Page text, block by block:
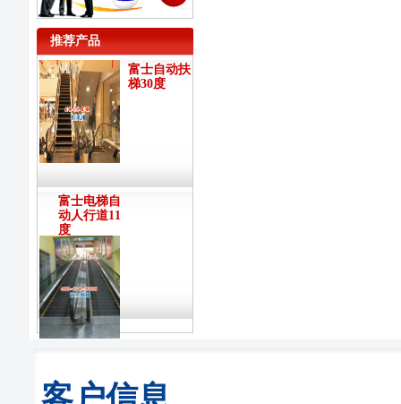
推荐产品
富士自动扶
梯30度
富士电梯自
动人行道11
度